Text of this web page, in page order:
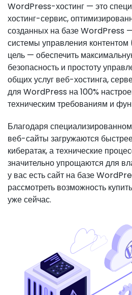
WordPress-хостинг — это
хостинг-сервис,
созданных на базе WordPress
системы управления
цель — обеспечить
безопасность и простоту
общих услуг веб-хостинга,
для WordPress на 100%
техническим требованиям и
Благодаря
веб-сайты загружаются
кибератак, а технические
значительно упрощаются для
у вас есть сайт на базе
рассмотреть возможность
уже сейчас.